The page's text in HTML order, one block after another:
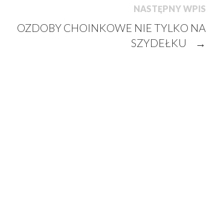
NASTĘPNY WPIS
OZDOBY CHOINKOWE NIE TYLKO NA
SZYDEŁKU
→